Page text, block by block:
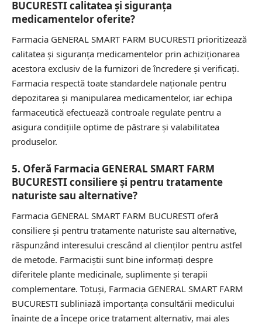
BUCURESTI calitatea și siguranța
medicamentelor oferite?
Farmacia GENERAL SMART FARM BUCURESTI prioritizează
calitatea și siguranța medicamentelor prin achiziționarea
acestora exclusiv de la furnizori de încredere și verificați.
Farmacia respectă toate standardele naționale pentru
depozitarea și manipularea medicamentelor, iar echipa
farmaceutică efectuează controale regulate pentru a
asigura condițiile optime de păstrare și valabilitatea
produselor.
5. Oferă Farmacia GENERAL SMART FARM
BUCURESTI consiliere și pentru tratamente
naturiste sau alternative?
Farmacia GENERAL SMART FARM BUCURESTI oferă
consiliere și pentru tratamente naturiste sau alternative,
răspunzând interesului crescând al clienților pentru astfel
de metode. Farmaciștii sunt bine informați despre
diferitele plante medicinale, suplimente și terapii
complementare. Totuși, Farmacia GENERAL SMART FARM
BUCURESTI subliniază importanța consultării medicului
înainte de a începe orice tratament alternativ, mai ales